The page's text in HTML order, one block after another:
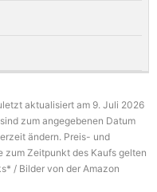
aktualisiert am 9. Juli 2026
zum angegebenen Datum
ändern. Preis- und
zum Zeitpunkt des Kaufs gelten
/ Bilder von der Amazon